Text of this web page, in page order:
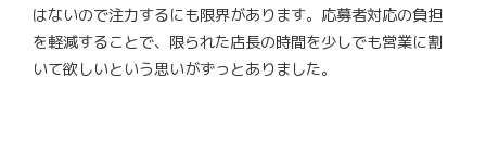
はないので注力するにも限界があります。応募者対応の負担
を軽減することで、限られた店長の時間を少しでも営業に割
いて欲しいという思いがずっとありました。